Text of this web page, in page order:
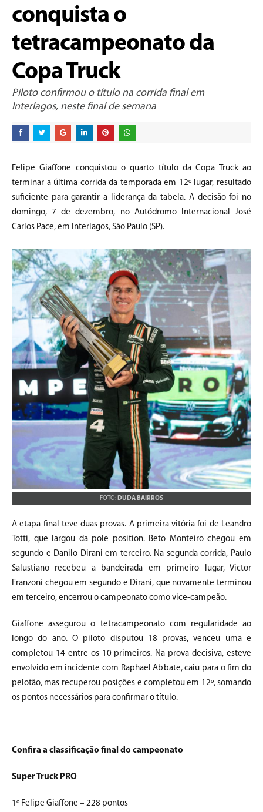
conquista o
tetracampeonato da
Copa Truck
Piloto confirmou o título na corrida final em
Interlagos, neste final de semana
Felipe Giaffone conquistou o quarto título da Copa Truck ao
terminar a última corrida da temporada em 12º lugar, resultado
suficiente para garantir a liderança da tabela. A decisão foi no
domingo, 7 de dezembro, no Autódromo Internacional José
Carlos Pace, em Interlagos, São Paulo (SP).
FOTO: DUDA BAIRROS
A etapa final teve duas provas. A primeira vitória foi de Leandro
Totti, que largou da pole position. Beto Monteiro chegou em
segundo e Danilo Dirani em terceiro. Na segunda corrida, Paulo
Salustiano recebeu a bandeirada em primeiro lugar, Victor
Franzoni chegou em segundo e Dirani, que novamente terminou
em terceiro, encerrou o campeonato como vice-campeão.
Giaffone assegurou o tetracampeonato com regularidade ao
longo do ano. O piloto disputou 18 provas, venceu uma e
completou 14 entre os 10 primeiros. Na prova decisiva, esteve
envolvido em incidente com Raphael Abbate, caiu para o fim do
pelotão, mas recuperou posições e completou em 12º, somando
os pontos necessários para confirmar o título.
Confira a classificação final do campeonato
Super Truck PRO
1º Felipe Giaffone – 228 pontos